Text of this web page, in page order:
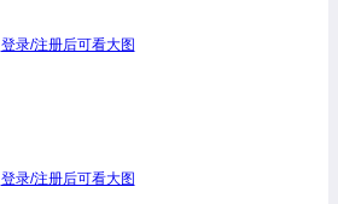
登录/注册后可看大图
登录/注册后可看大图